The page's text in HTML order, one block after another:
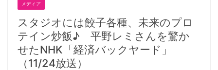
メディア
スタジオには餃子各種、未来のプロ
テイン炒飯♪ 平野レミさんを驚か
せたNHK「経済バックヤード」
（11/24放送）